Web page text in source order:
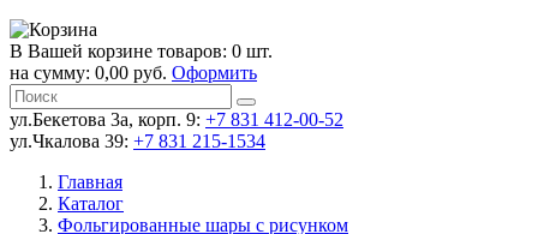
В Вашей корзине товаров: 0 шт.
на сумму: 0,00 руб. Оформить
ул.Бекетова 3а, корп. 9: +7 831 412-00-52
ул.Чкалова 39: +7 831 215-1534
Главная
Каталог
Фольгированные шары с рисунком